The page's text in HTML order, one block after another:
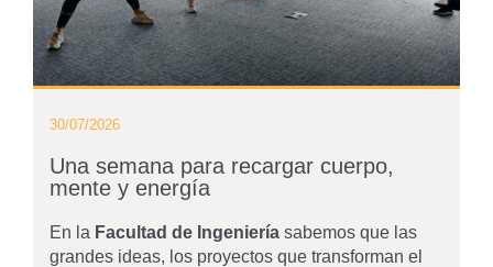
30/07/2026
Una semana para recargar cuerpo,
mente y energía
En la Facultad de Ingeniería sabemos que las
grandes ideas, los proyectos que transforman el